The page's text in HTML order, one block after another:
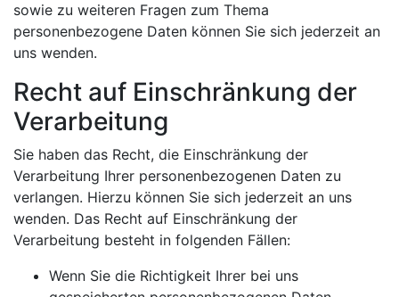
sowie zu weiteren Fragen zum Thema
personenbezogene Daten können Sie sich jederzeit an
uns wenden.
Recht auf Einschränkung der
Verarbeitung
Sie haben das Recht, die Einschränkung der
Verarbeitung Ihrer personenbezogenen Daten zu
verlangen. Hierzu können Sie sich jederzeit an uns
wenden. Das Recht auf Einschränkung der
Verarbeitung besteht in folgenden Fällen:
Wenn Sie die Richtigkeit Ihrer bei uns